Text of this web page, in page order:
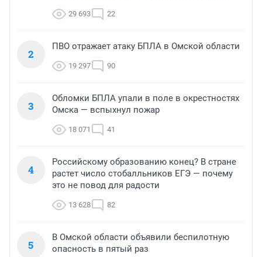
29 693 22
2
ПВО отражает атаку БПЛА в Омской области
19 297 90
3
Обломки БПЛА упали в поле в окрестностях
Омска — вспыхнул пожар
18 071 41
4
Российскому образованию конец? В стране
растет число стобалльников ЕГЭ — почему
это не повод для радости
13 628 82
5
В Омской области объявили беспилотную
опасность в пятый раз